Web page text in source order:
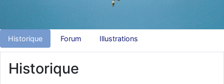
d9pouces: mais tu peux tenter l'un des rares lycées militaires
comme le Prytanée dans la Sarthe, ça ne peut pas faire de mal !
d9pouces: C'est plutôt après le lycée, voire après une prépa
scientifique, tu as donc encore un peu de temps devant toi
: bonjour a tous je suis un élève de première
Historique Forum Illustrations
Historique